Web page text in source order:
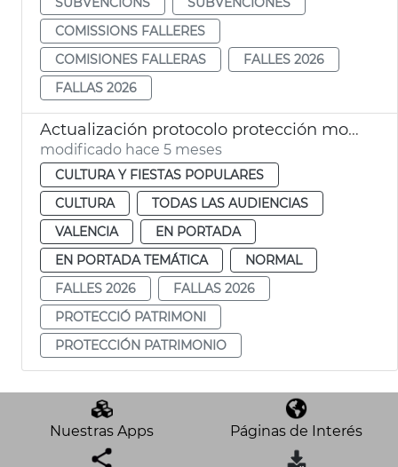
COMISSIONS FALLERES
COMISIONES FALLERAS
FALLES 2026
FALLAS 2026
Actualización protocolo protección monumentos Fallas València
modificado hace 5 meses
CULTURA Y FIESTAS POPULARES
CULTURA
TODAS LAS AUDIENCIAS
VALENCIA
EN PORTADA
EN PORTADA TEMÁTICA
NORMAL
FALLES 2026
FALLAS 2026
PROTECCIÓ PATRIMONI
PROTECCIÓN PATRIMONIO
Nuestras Apps Páginas de Interés